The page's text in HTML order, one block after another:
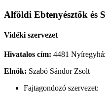
Alföldi Ebtenyésztők és
Vidéki szervezet
Hivatalos cím: 4481
Elnök: Szabó Sándor Zsolt
Fajtagondozó szervezet: